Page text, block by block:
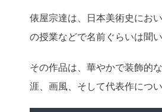
俵屋宗達は、日本美術史にお
の授業などで名前ぐらいは聞
その作品は、華やかで装飾的
涯、画風、そして代表作につ